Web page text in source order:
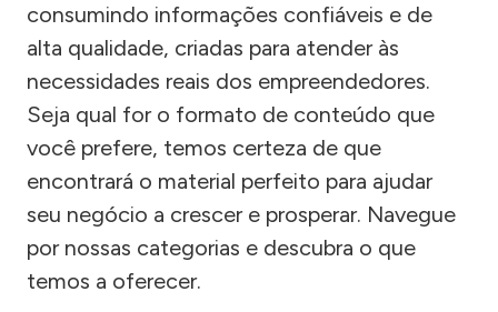
consumindo informações confiáveis e de
alta qualidade, criadas para atender às
necessidades reais dos empreendedores.
Seja qual for o formato de conteúdo que
você prefere, temos certeza de que
encontrará o material perfeito para ajudar
seu negócio a crescer e prosperar. Navegue
por nossas categorias e descubra o que
temos a oferecer.